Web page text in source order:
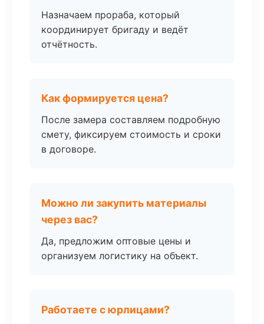
Назначаем прораба, который
координирует бригаду и ведёт
отчётность.
Как формируется цена?
После замера составляем подробную
смету, фиксируем стоимость и сроки
в договоре.
Можно ли закупить материалы
через вас?
Да, предложим оптовые цены и
организуем логистику на объект.
Работаете с юрлицами?